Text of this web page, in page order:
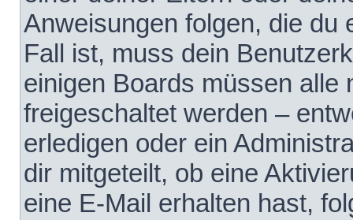
Anweisungen folgen, die du
Fall ist, muss dein
einigen Boards müssen alle
freigeschaltet werden –
erledigen oder ein
dir mitgeteilt, ob eine
eine E-Mail erhalten hast,